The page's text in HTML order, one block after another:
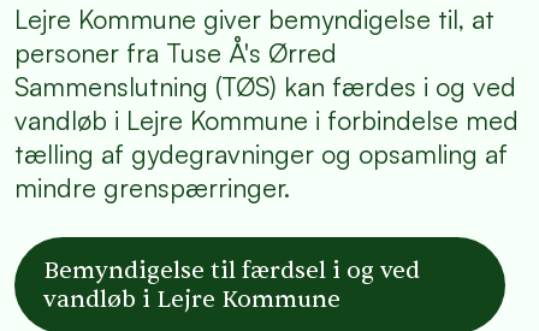
Lejre Kommune giver bemyndigelse til, at
personer fra Tuse Å's Ørred
Sammenslutning (TØS) kan færdes i og ved
vandløb i Lejre Kommune i forbindelse med
tælling af gydegravninger og opsamling af
mindre grenspærringer.
Bemyndigelse til færdsel i og ved
vandløb i Lejre Kommune